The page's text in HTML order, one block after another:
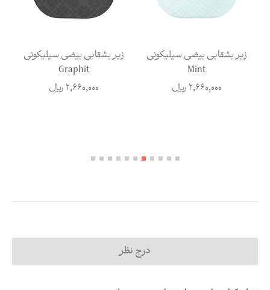
زیر بشقابی بیضی سیلیکونی
Mint
2,660,000ریال
زیر بشقابی بیضی سیلیکونی
Graphit
2,660,000ریال
درج نظر